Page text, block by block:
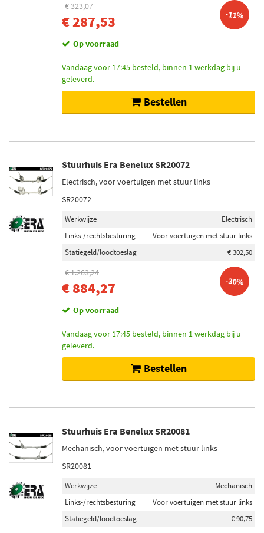
€ 323,07
€ 287,53 -11%
Op voorraad
Vandaag voor 17:45 besteld, binnen 1 werkdag bij u
geleverd.
Bestellen
Stuurhuis Era Benelux SR20072
Electrisch, voor voertuigen met stuur links
SR20072
Werkwijze
Electrisch
Links-/rechtsbesturing
Voor voertuigen met stuur links
Statiegeld/loodtoeslag
€ 302,50
€ 1.263,24
€ 884,27 -30%
Op voorraad
Vandaag voor 17:45 besteld, binnen 1 werkdag bij u
geleverd.
Bestellen
Stuurhuis Era Benelux SR20081
Mechanisch, voor voertuigen met stuur links
SR20081
Werkwijze
Mechanisch
Links-/rechtsbesturing
Voor voertuigen met stuur links
Statiegeld/loodtoeslag
€ 90,75